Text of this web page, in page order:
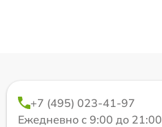
+7 (495) 023-41-97
Ежедневно с 9:00 до 21:00